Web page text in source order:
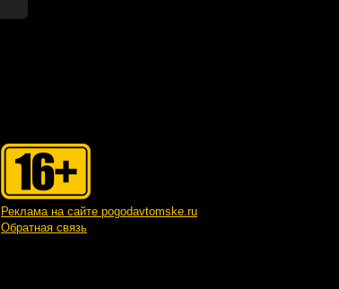
Реклама на сайте pogodavtomske.ru
Обратная связь